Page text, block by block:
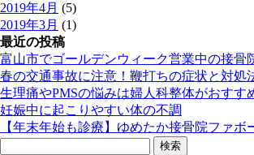
2019年4月 (5)
2019年3月 (1)
最近の投稿
富山市でゴールデンウィーク営業中の接骨
春の交通事故に注意！鞭打ちの症状と対処
生理痛やPMSの悩みは婦人科整体がおすす
妊娠中に起こりやすい体の不調
【年末年始も診療】ゆめたか接骨院ファ
検